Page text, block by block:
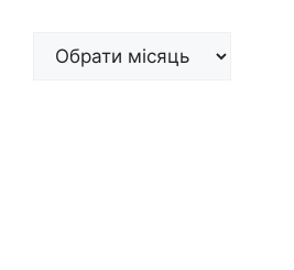
Архіви